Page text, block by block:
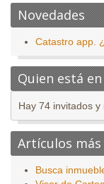
Novedades
Catastro app.
Quien está
Hay 74 invitados
Artículos más
Busca